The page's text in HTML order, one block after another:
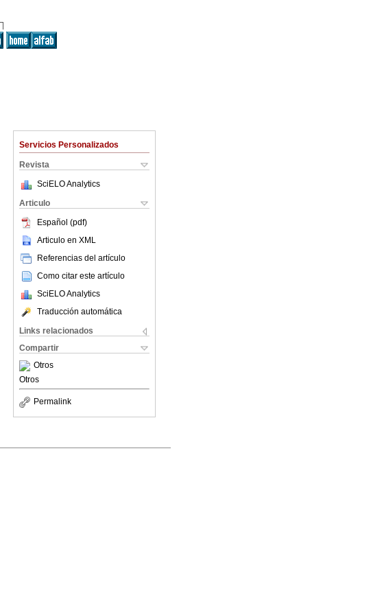
Servicios Personalizados
Revista
SciELO Analytics
Articulo
Español (pdf)
Articulo en XML
Referencias del artículo
Como citar este artículo
SciELO Analytics
Traducción automática
Links relacionados
Compartir
Otros
Otros
Permalink